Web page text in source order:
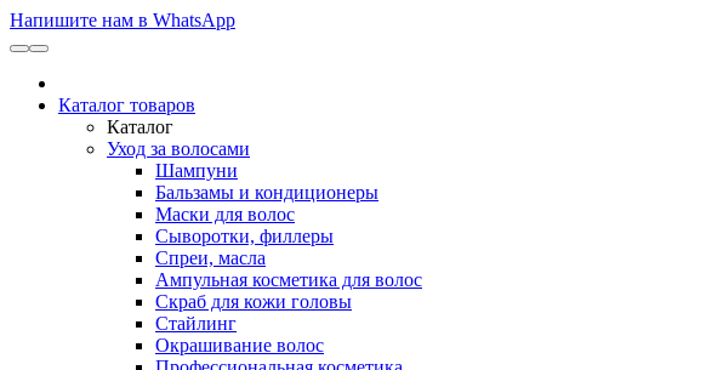
Напишите нам в WhatsApp
Каталог товаров
Каталог
Уход за волосами
Шампуни
Бальзамы и кондиционеры
Маски для волос
Сыворотки, филлеры
Спреи, масла
Ампульная косметика для волос
Скраб для кожи головы
Стайлинг
Окрашивание волос